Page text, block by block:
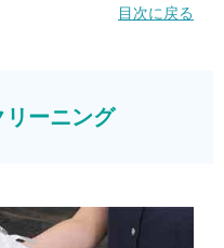
目次に戻る
ーニング